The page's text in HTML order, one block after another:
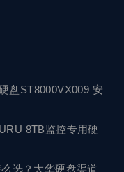
盘ST8000VX009 安
8TB监控专用硬
选？大华硬盘渠道